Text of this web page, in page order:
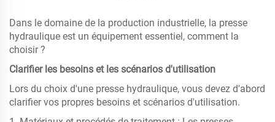
Dans le domaine de la production industrielle, la presse
hydraulique est un équipement essentiel, comment la
choisir ?
Clarifier les besoins et les scénarios d'utilisation
Lors du choix d'une presse hydraulique, vous devez d'abord
clarifier vos propres besoins et scénarios d'utilisation.